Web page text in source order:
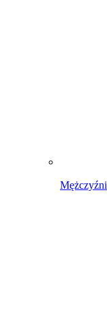
Mężczyźni